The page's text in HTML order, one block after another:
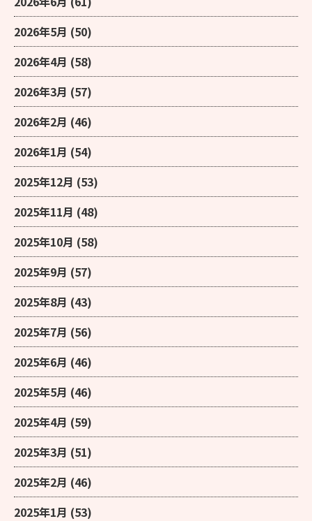
2026年5月 (50)
2026年4月 (58)
2026年3月 (57)
2026年2月 (46)
2026年1月 (54)
2025年12月 (53)
2025年11月 (48)
2025年10月 (58)
2025年9月 (57)
2025年8月 (43)
2025年7月 (56)
2025年6月 (46)
2025年5月 (46)
2025年4月 (59)
2025年3月 (51)
2025年2月 (46)
2025年1月 (53)